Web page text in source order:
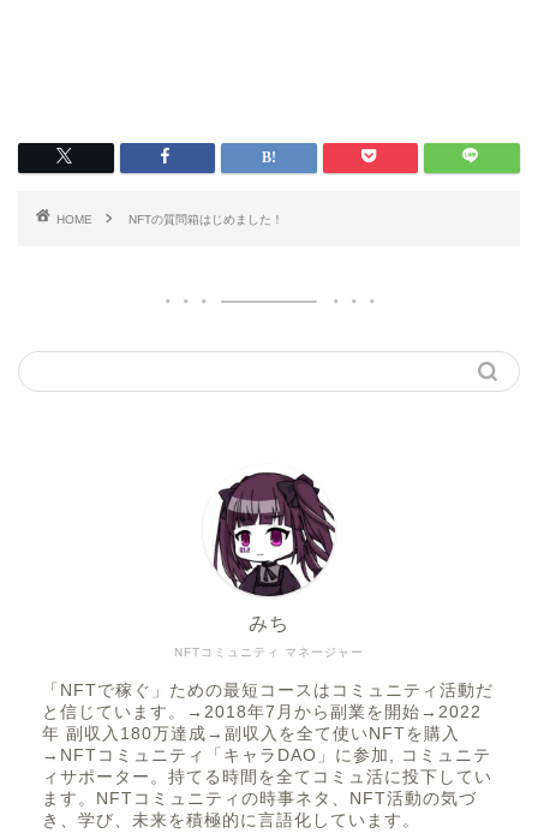
HOME NFTの質問箱はじめました！
NFTコミュニティ マネージャー
みち
「NFTで稼ぐ」ための最短コースはコミュニティ活動だ
と信じています。→2018年7月から副業を開始→2022
年 副収入180万達成→副収入を全て使いNFTを購入
→NFTコミュニティ「キャラDAO」に参加, コミュニテ
ィサポーター。持てる時間を全てコミュ活に投下してい
ます。NFTコミュニティの時事ネタ、NFT活動の気づ
き、学び、未来を積極的に言語化しています。